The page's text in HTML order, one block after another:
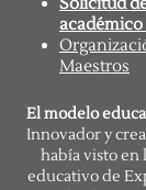
Maestros
El modelo
Innovador y
había visto en
educativo de